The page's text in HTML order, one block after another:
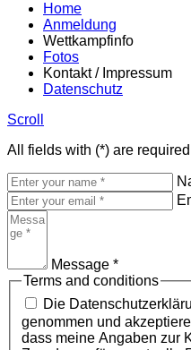
Home
Anmeldung
Wettkampfinfo
Fotos
Kontakt / Impressum
Datenschutz
Scroll
All fields with (*) are required
Message *
Terms and conditions
Die Datenschutzerklärung habe ich zur
genommen und
dass meine Angaben zur